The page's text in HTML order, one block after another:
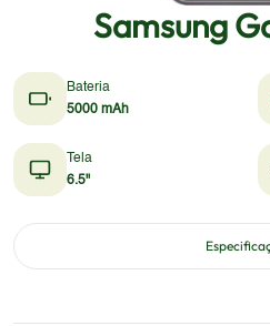
Samsung
Bateria
5000 mAh
Tela
6.5"